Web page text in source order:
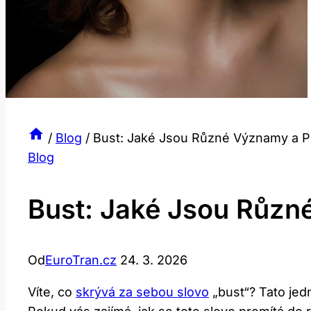
/ Blog / Bust: Jaké Jsou Různé Významy a
Blog
Bust: Jaké Jsou
OdEuroTran.cz 24. 3. 2026
Víte, co skrývá za sebou slovo „bust“? Tato